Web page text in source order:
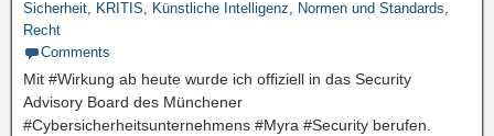
Sicherheit, KRITIS, Künstliche Intelligenz, Normen und Standards,
Recht
Comments
Mit #Wirkung ab heute wurde ich offiziell in das Security
Advisory Board des Münchener
#Cybersicherheitsunternehmens #Myra #Security berufen.